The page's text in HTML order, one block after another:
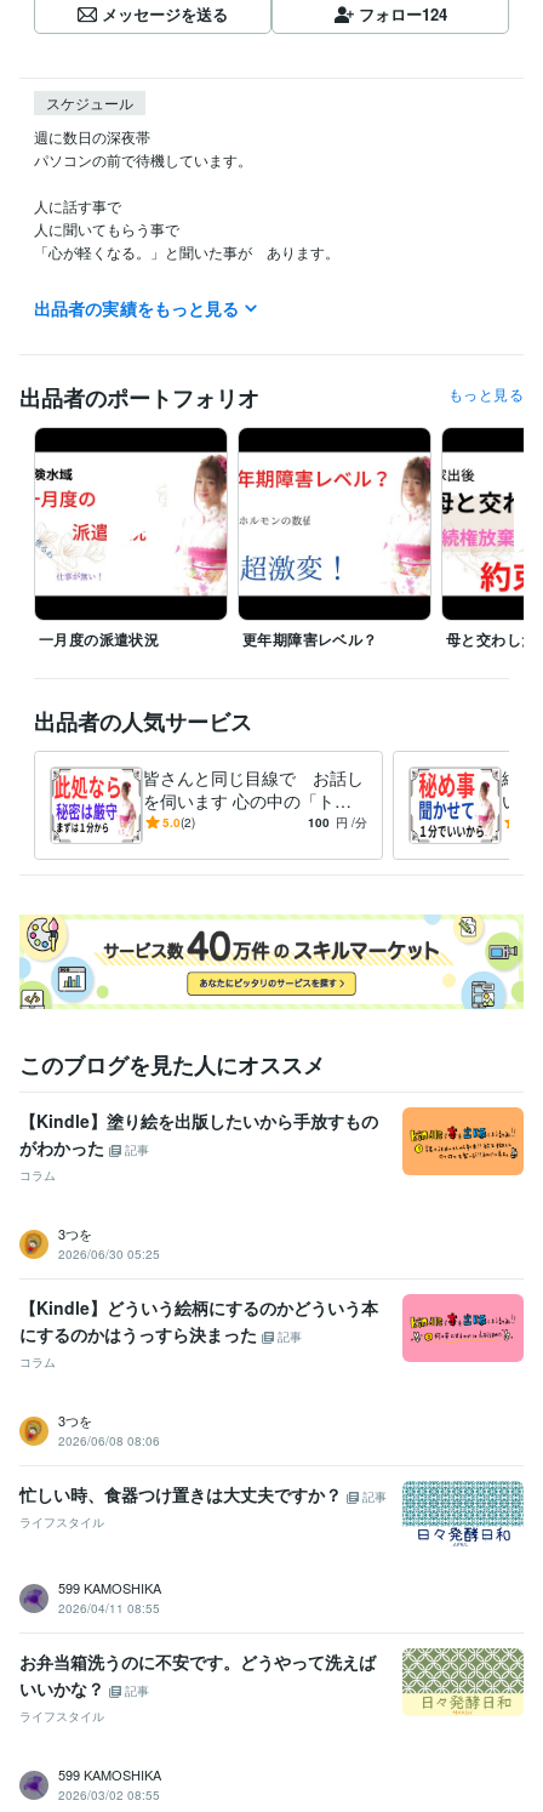
メッセージを送る フォロー124
スケジュール
週に数日の深夜帯
パソコンの前で待機しています。
人に話す事で
人に聞いてもらう事で
「心が軽くなる。」と聞いた事が　あります。
「男」から「女」へと　性別を変えた私が
皆さんの「心の声」を　お聞きします。
「短くって　拍子抜け　されないかなぁ？」なんて思わなくても　大丈
夫ですよ。
『愚痴』でも『悩み事』でも　なんでも　お聞きします。
唯、
皆さんの背景を　より理解する為に　時々質問しながら　会話させて下
さいね。
相談料は　１分１００円
大切な「お金」を大事に使って頂く為にも
貴重な時間を悩み事で費やしてしまうのは　何か「損した気分？」
私が「あわ　あわ」と言葉を探している間に
電話　切っちゃってもらっても　大丈夫ですよ。
でも　いきなりだと驚いちゃうかも　なので
「切るよォ！」なんて声を掛けてもらって
一方的に受話器を置いてもらっても　構いませんよ。
注意点として
その道の専門家では　ありません。
＝ココナラブログ＝
エッセー色を解き放ち、
私・虎紫志織の『人＆なり』を　余すことなく知ってもらいたく
受賞歴
あすたいむ倶楽部　　ＬＧＢＴ体験談 あすたいむ倶楽部　　Ｌ
ＧＢＴ体験談 あすたいむ倶楽部　　ＬＧＢＴ体験談
ミリー　メンバー入り
ココナラ　初出品 ココナ
ココナラ　初めての御購入者様
得意分野
悩み相談・カウンセリング
悩み事 専門性不可
悩み相談・カウンセリング 「性同一性障害」に関する体験談
性同一性障害
出品者の実績をもっと見る
出品者のポートフォリオ もっと見る
一月度の派遣状況 更年期障害レベル？ 母と交わした
出品者の人気サービス
皆さんと同じ目線で お話し
を伺います 心の中の「ト
ゲ」を抜く お手伝いをさせ
5.0(2) 100 円 /分
絶対
い事
言い
きま
このブログを見た人にオススメ
【Kindle】塗り絵を出版したいから手放すもの
がわかった
記事
コラム
3つを
2026/06/30 05:25
【Kindle】どういう絵柄にするのかどういう本
にするのかはうっすら決まった
記事
コラム
3つを
2026/06/08 08:06
忙しい時、食器つけ置きは大丈夫ですか？
記事
ライフスタイル
599 KAMOSHIKA
2026/04/11 08:55
お弁当箱洗うのに不安です。どうやって洗えば
いいかな？
記事
ライフスタイル
599 KAMOSHIKA
2026/03/02 08:55